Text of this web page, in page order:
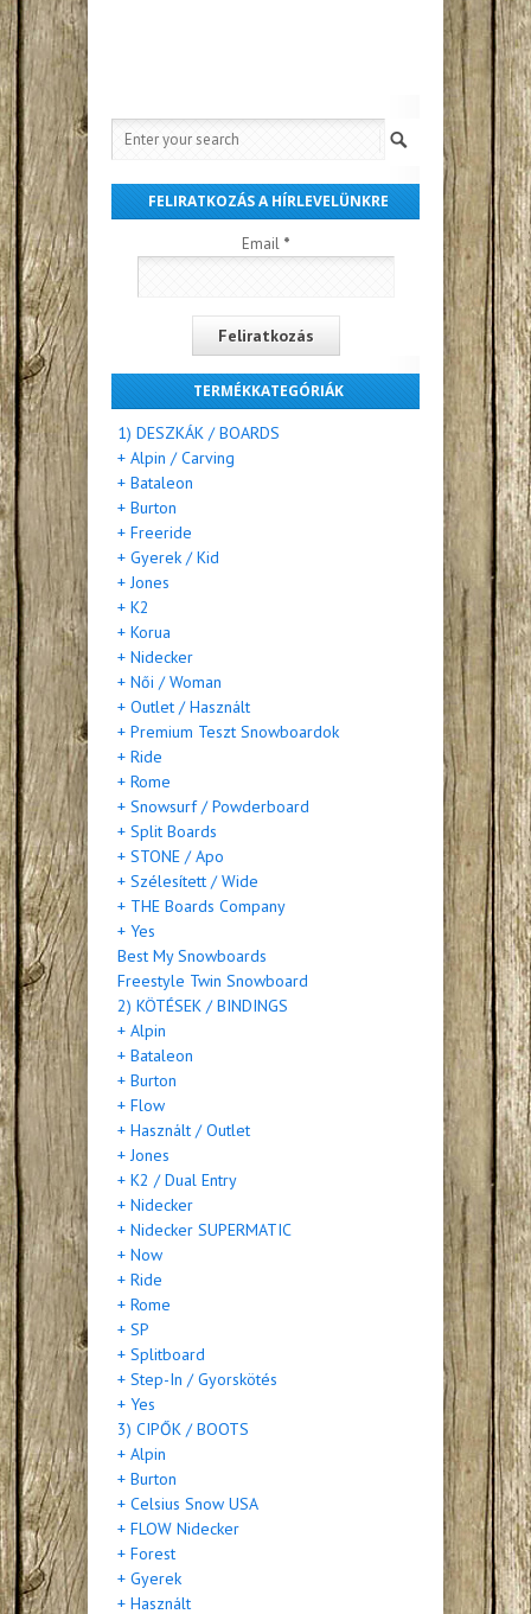
FELIRATKOZÁS A HÍRLEVELÜNKRE
Email *
TERMÉKKATEGÓRIÁK
1) DESZKÁK / BOARDS
+ Alpin / Carving
+ Bataleon
+ Burton
+ Freeride
+ Gyerek / Kid
+ Jones
+ K2
+ Korua
+ Nidecker
+ Női / Woman
+ Outlet / Használt
+ Premium Teszt Snowboardok
+ Ride
+ Rome
+ Snowsurf / Powderboard
+ Split Boards
+ STONE / Apo
+ Szélesített / Wide
+ THE Boards Company
+ Yes
Best My Snowboards
Freestyle Twin Snowboard
2) KÖTÉSEK / BINDINGS
+ Alpin
+ Bataleon
+ Burton
+ Flow
+ Használt / Outlet
+ Jones
+ K2 / Dual Entry
+ Nidecker
+ Nidecker SUPERMATIC
+ Now
+ Ride
+ Rome
+ SP
+ Splitboard
+ Step-In / Gyorskötés
+ Yes
3) CIPŐK / BOOTS
+ Alpin
+ Burton
+ Celsius Snow USA
+ FLOW Nidecker
+ Forest
+ Gyerek
+ Használt